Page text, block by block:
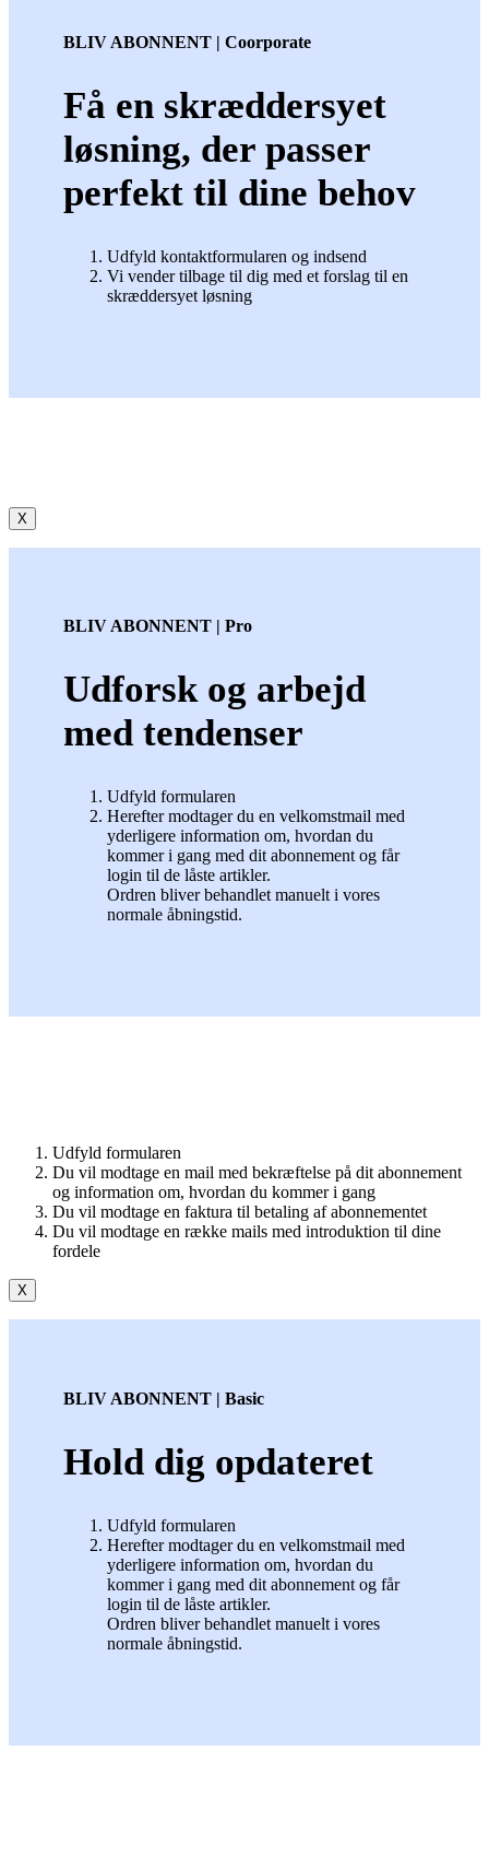
BLIV ABONNENT | Coorporate
Få en skræddersyet
løsning, der passer
perfekt til dine behov
Udfyld kontaktformularen og indsend
Vi vender tilbage til dig med et forslag til en
skræddersyet løsning
X
BLIV ABONNENT | Pro
Udforsk og arbejd
med tendenser
Udfyld formularen
Herefter modtager du en velkomstmail med
yderligere information om, hvordan du
kommer i gang med dit abonnement og får
login til de låste artikler.
Ordren bliver behandlet manuelt i vores
normale åbningstid.
Udfyld formularen
Du vil modtage en mail med bekræftelse på dit abonnement
og information om, hvordan du kommer i gang
Du vil modtage en faktura til betaling af abonnementet
Du vil modtage en række mails med introduktion til dine
fordele
X
BLIV ABONNENT | Basic
Hold dig opdateret
Udfyld formularen
Herefter modtager du en velkomstmail med
yderligere information om, hvordan du
kommer i gang med dit abonnement og får
login til de låste artikler.
Ordren bliver behandlet manuelt i vores
normale åbningstid.